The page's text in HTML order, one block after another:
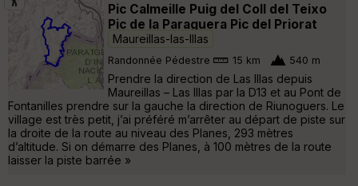
Pic Calmeille Puig del Coll del Teixo
Pic de la Paraguera Pic del Priorat
Maureillas-las-Illas
Randonnée Pédestre 15 km 540 m
Prendre la direction de Las Illas depuis
Maureillas – Las Illas par la D13 et au Pont de
Fontanilles prendre sur la gauche la direction de Riunoguers. Le
village est très petit, j’ai préféré m’arrêter au départ de piste sur
la droite de la route au niveau des Planes, 293 mètres
d’altitude. Si on démarre des Planes, à 100 mètres de la route
laisser la piste barrée »